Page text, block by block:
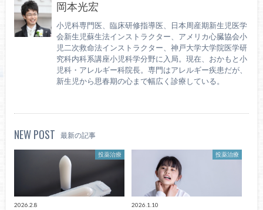
岡本光宏
小児科専門医、臨床研修指導医、日本周産期新生児医学
会新生児蘇生法インストラクター、アメリカ心臓協会小
児二次救命法インストラクター、神戸大学大学院医学研
究科内科系講座小児科学分野に入局。現在、おかもと小
児科・アレルギー科院長。専門はアレルギー疾患だが、
新生児から思春期の心まで幅広く診療している。
NEW POST 最新の記事
投薬治療
2026.2.8
投薬治療
2026.1.10